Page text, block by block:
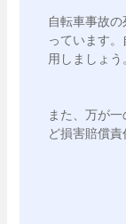
自転車事故
っています
用しましょう
また、万が
ど損害賠償責